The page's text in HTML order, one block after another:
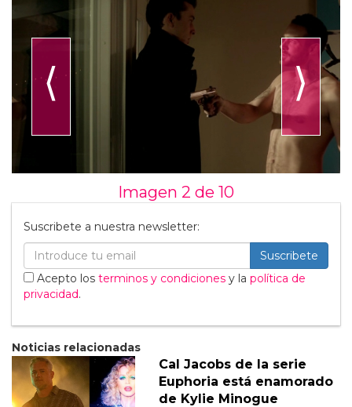
⟨ ⟩
Imagen 2 de 10
Suscribete a nuestra newsletter:
Suscribete
Acepto los terminos y condiciones y la política de
privacidad.
Noticias relacionadas
Cal Jacobs de la serie
Euphoria está enamorado
de Kylie Minogue